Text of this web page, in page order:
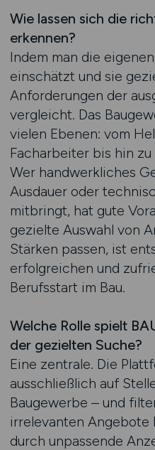
Wie lassen sich die
erkennen?
Indem man die
einschätzt und sie
Anforderungen der
vergleicht. Das
vielen Ebenen: vom
Facharbeiter bis hin
Wer handwerkliches
Ausdauer oder
mitbringt, hat gute
gezielte Auswahl von
Stärken passen, ist
erfolgreichen und
Berufsstart im Bau.
Welche Rolle spielt
der gezielten Suche?
Eine zentrale. Die
ausschließlich auf
Baugewerbe – und
irrelevanten Angebote
durch unpassende